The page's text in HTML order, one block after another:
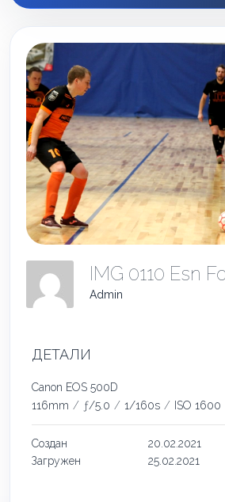
Admin
ДЕТАЛИ
Canon EOS 500D
116mm / ƒ/5.0 / 1/160s / ISO 1600
Создан
20.02.2021
Загружен
25.02.2021